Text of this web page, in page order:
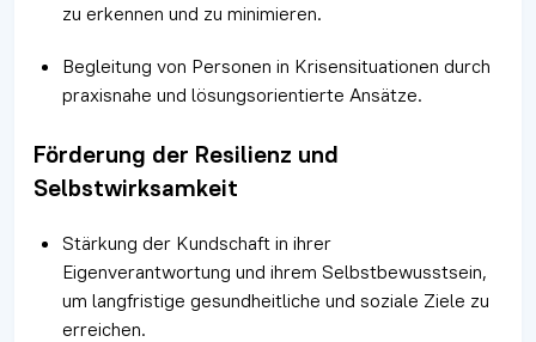
zu erkennen und zu minimieren.
Begleitung von Personen in Krisensituationen durch
praxisnahe und lösungsorientierte Ansätze.
Förderung der Resilienz und
Selbstwirksamkeit
Stärkung der Kundschaft in ihrer
Eigenverantwortung und ihrem Selbstbewusstsein,
um langfristige gesundheitliche und soziale Ziele zu
erreichen.